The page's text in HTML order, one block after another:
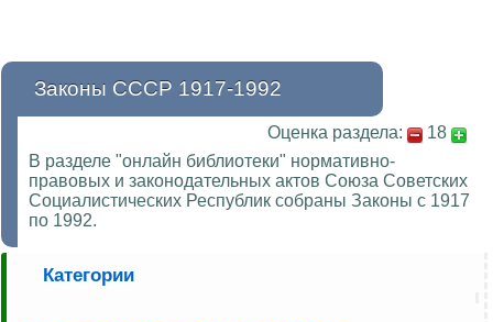
Законы СССР 1917-1992
Оценка раздела:
18
В разделе "онлайн библиотеки" нормативно-
правовых и законодательных актов Союза Советских
Социалистических Республик собраны Законы с 1917
по 1992.
Категории